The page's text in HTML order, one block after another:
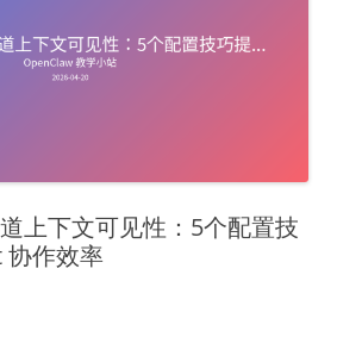
上下文可见性：5个配置技
协作效率